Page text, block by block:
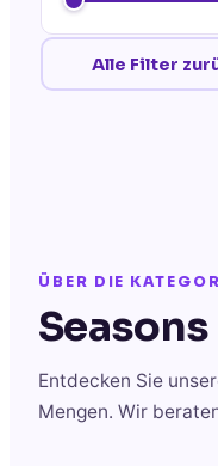
Alle Filter
ÜBER DIE
Seasons
Entdecken Sie
Mengen. Wir